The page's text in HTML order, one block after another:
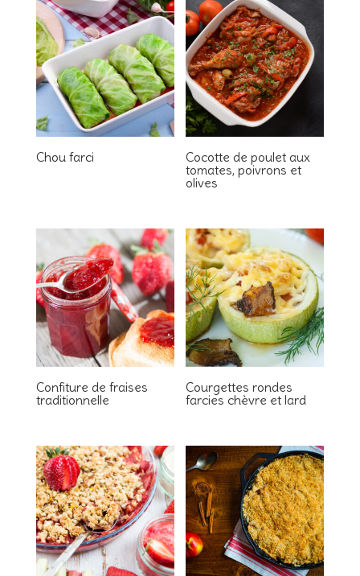
Chou farci
Cocotte de poulet aux
tomates, poivrons et
olives
Confiture de fraises
traditionnelle
Courgettes rondes
farcies chèvre et lard